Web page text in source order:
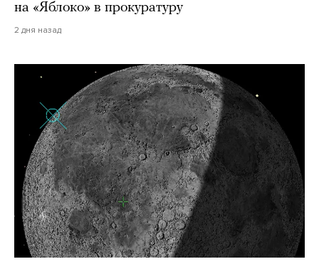
на «Яблоко» в прокуратуру
2 дня назад